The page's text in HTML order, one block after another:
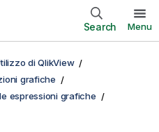
Search Menu
di QlikView
grafiche
espressioni grafiche